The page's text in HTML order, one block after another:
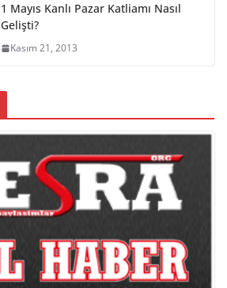
1 Mayıs Kanlı Pazar Katliamı Nasıl
Gelişti?
Kasım 21, 2013